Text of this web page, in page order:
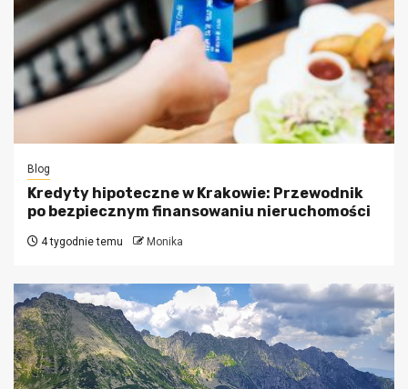
Blog
Kredyty hipoteczne w Krakowie: Przewodnik
po bezpiecznym finansowaniu nieruchomości
4 tygodnie temu Monika